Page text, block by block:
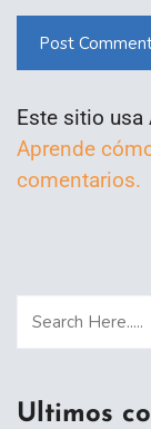
Post
Este sitio usa
Aprende
comentarios.
Ultimos